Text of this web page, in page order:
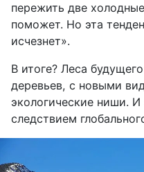
пережить две
поможет. Но эта
исчезнет».
В итоге? Леса
деревьев, с новыми
экологические ниши.
следствием